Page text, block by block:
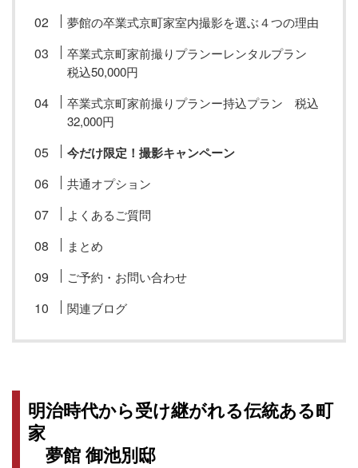
夢館の卒業式京町家室内撮影を選ぶ４つの理由
卒業式京町家前撮りプランーレンタルプラン
税込50,000円
卒業式京町家前撮りプランー持込プラン 税込
32,000円
今だけ限定！撮影キャンペーン
共通オプション
よくあるご質問
まとめ
ご予約・お問い合わせ
関連ブログ
明治時代から受け継がれる伝統ある町
家
夢館 御池別邸